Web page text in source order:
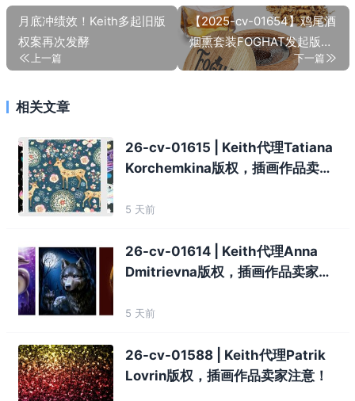
月底冲绩效！Keith多起旧版
权案再次发酵
上一篇
【2025-cv-01654】鸡尾酒
烟熏套装FOGHAT发起版权
维权，已发起TRO！下一篇
相关文章
26-cv-01615 | Keith代理Tatiana
Korchemkina版权，插画作品卖家
5 天前
26-cv-01614 | Keith代理Anna
Dmitrievna版权，插画作品卖家注
5 天前
26-cv-01588 | Keith代理Patrik
Lovrin版权，插画作品卖家注意！